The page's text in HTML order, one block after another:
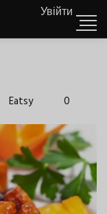
Увійти
Eatsy 0